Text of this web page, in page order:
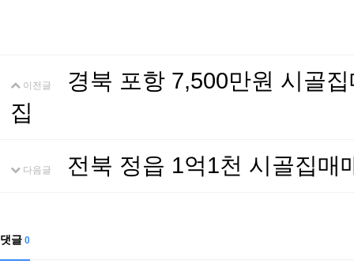
이전글
경북 포항 7,500만원 시골
집
다음글 전북 정읍 1억1천 시골집매
댓글 0